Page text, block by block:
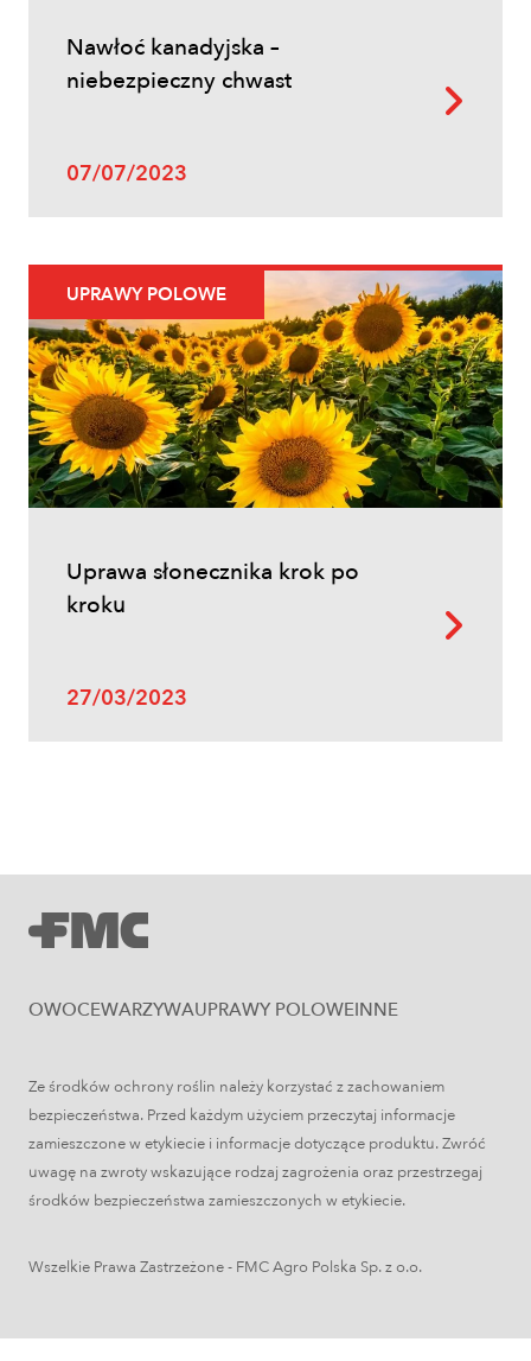
Uprawy polowe
herbicydy wybrać?
Inne
Oprysk na miotłę zbożową wiosną
Zboża jare – najważniejsze informacje
Nawłoć kanadyjska –
niebezpieczny chwast
07/07/2023
UPRAWY POLOWE
Uprawa słonecznika krok po
kroku
27/03/2023
OWOCEWARZYWAUPRAWY POLOWEINNE
Ze środków ochrony roślin należy korzystać z zachowaniem
bezpieczeństwa. Przed każdym użyciem przeczytaj informacje
zamieszczone w etykiecie i informacje dotyczące produktu. Zwróć
uwagę na zwroty wskazujące rodzaj zagrożenia oraz przestrzegaj
środków bezpieczeństwa zamieszczonych w etykiecie.
Wszelkie Prawa Zastrzeżone - FMC Agro Polska Sp. z o.o.